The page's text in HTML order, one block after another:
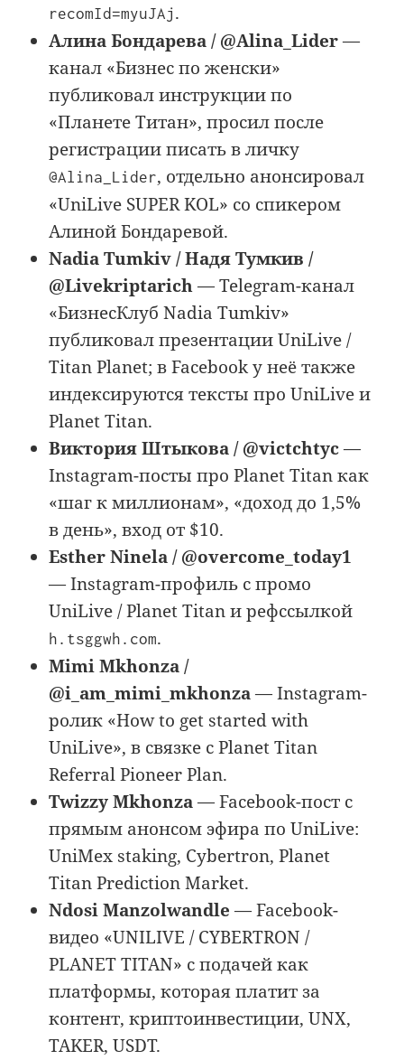
recomId=myuJAj.
Алина Бондарева / @Alina_Lider—
канал «Бизнес по женски»
публиковал инструкции по
«Планете Титан», просил после
регистрации писать в личку
@Alina_Lider, отдельно анонсировал
«UniLive SUPER KOL» со спикером
Алиной Бондаревой.
Nadia Tumkiv / Надя Тумкив /
@Livekriptarich— Telegram-канал
«БизнесКлуб Nadia Tumkiv»
публиковал презентации UniLive /
Titan Planet; в Facebook у неё также
индексируются тексты про UniLive и
Planet Titan.
Виктория Штыкова / @victchtyc—
Instagram-посты про Planet Titan как
«шаг к миллионам», «доход до 1,5%
в день», вход от $10.
Esther Ninela / @overcome_today1
— Instagram-профиль с промо
UniLive / Planet Titan и рефссылкой
h.tsggwh.com.
Mimi Mkhonza /
@i_am_mimi_mkhonza— Instagram-
ролик «How to get started with
UniLive», в связке с Planet Titan
Referral Pioneer Plan.
Twizzy Mkhonza— Facebook-пост с
прямым анонсом эфира по UniLive:
UniMex staking, Cybertron, Planet
Titan Prediction Market.
Ndosi Manzolwandle — Facebook-
видео «UNILIVE / CYBERTRON /
PLANET TITAN» с подачей как
платформы, которая платит за
контент, криптоинвестиции, UNX,
TAKER, USDT.